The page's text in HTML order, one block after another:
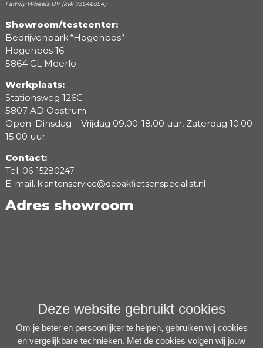
Beoordeling
Family Wheels BV (kvk 73646954)
Showroom/testcenter:
Bedrijvenpark “Hogenbos”
Hogenbos 16
5864 CL Meerlo
Werkplaats:
Stationsweg 126C
5807 AD Oostrum
Open: Dinsdag – Vrijdag 09.00-18.00 uur, Zaterdag 10.00-
15.00 uur
Contact:
Tel. 06-15280247
E-mail. klantenservice@debakfietsenspecialist.nl
Adres showroom
Deze website gebruikt cookies
Om je beter en persoonlijker te helpen, gebruiken wij cookies
en vergelijkbare technieken. Met de cookies volgen wij jouw